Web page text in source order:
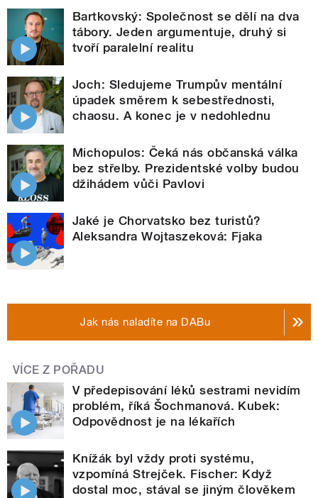
Bartkovský: Společnost se dělí na dva
tábory. Jeden argumentuje, druhý si
tvoří paralelní realitu
Joch: Sledujeme Trumpův mentální
úpadek směrem k sebestřednosti,
chaosu. A konec je v nedohlednu
Michopulos: Čeká nás občanská válka
bez střelby. Prezidentské volby budou
džihádem vůči Pavlovi
Jaké je Chorvatsko bez turistů?
Aleksandra Wojtaszeková: Fjaka
Jak nás naladíte na DABu
VÍCE Z POŘADU
V předepisování léků sestrami nevidím
problém, říká Šochmanová. Kubek:
Odpovědnost je na lékařích
Knížák byl vždy proti systému,
vzpomíná Strejček. Fischer: Když
dostal moc, stával se jiným člověkem